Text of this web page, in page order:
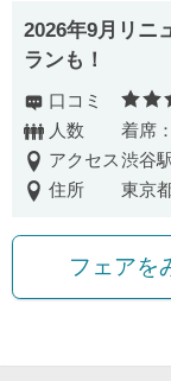
2026年9月リニ
ランも！
口コミ
人数
着席
アクセス渋谷
住所
東京
フェアを